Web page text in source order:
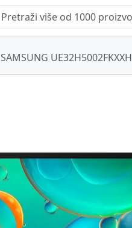
SAMSUNG UE32H5002FKXXH